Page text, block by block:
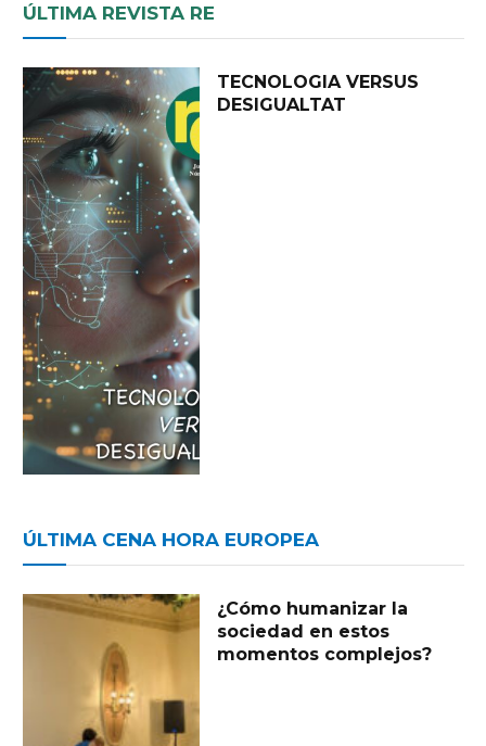
ÚLTIMA REVISTA RE
TECNOLOGIA VERSUS
DESIGUALTAT
ÚLTIMA CENA HORA EUROPEA
¿Cómo humanizar la
sociedad en estos
momentos complejos?